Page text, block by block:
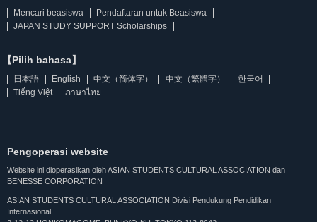
Mencari beasiswa
Pendaftaran untuk Beasiswa
JAPAN STUDY SUPPORT Scholarships
【Pilih bahasa】
日本語 English 中文（简体字） 中文（繁體字）
한국어
Tiếng Việt
ภาษาไทย
Pengoperasi website
Website ini dioperasikan oleh ASIAN STUDENTS CULTURAL ASSOCIATION dan
BENESSE CORPORATION
ASIAN STUDENTS CULTURAL ASSOCIATION Divisi Pendukung Pendidikan
Internasional